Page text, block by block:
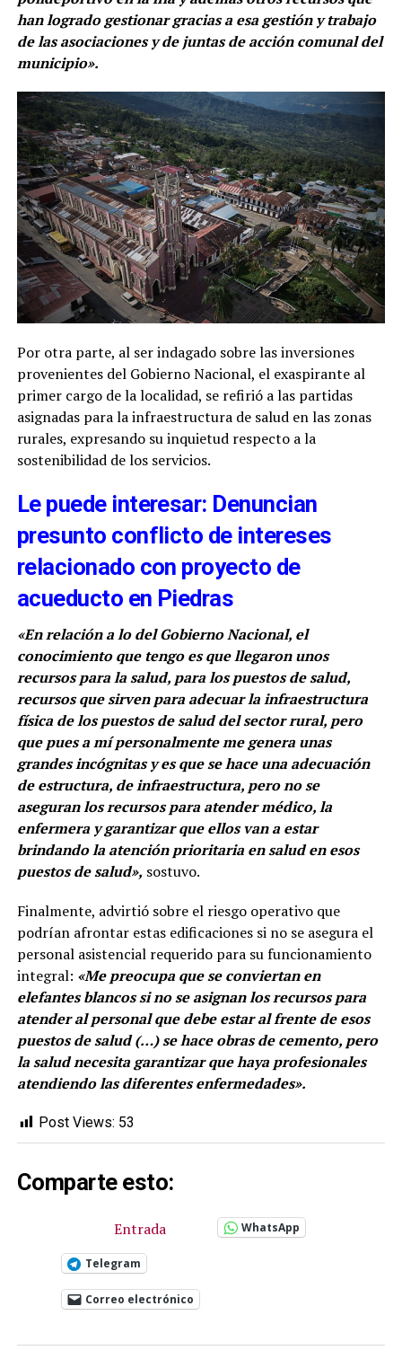
han logrado gestionar gracias a esa gestión y trabajo
de las asociaciones y de juntas de acción comunal del
municipio».
Por otra parte, al ser indagado sobre las inversiones
provenientes del Gobierno Nacional, el exaspirante al
primer cargo de la localidad, se refirió a las partidas
asignadas para la infraestructura de salud en las zonas
rurales, expresando su inquietud respecto a la
sostenibilidad de los servicios.
Le puede interesar: Denuncian
presunto conflicto de intereses
relacionado con proyecto de
acueducto en Piedras
«En relación a lo del Gobierno Nacional, el
conocimiento que tengo es que llegaron unos
recursos para la salud, para los puestos de salud,
recursos que sirven para adecuar la infraestructura
física de los puestos de salud del sector rural, pero
que pues a mí personalmente me genera unas
grandes incógnitas y es que se hace una adecuación
de estructura, de infraestructura, pero no se
aseguran los recursos para atender médico, la
enfermera y garantizar que ellos van a estar
brindando la atención prioritaria en salud en esos
puestos de salud», sostuvo.
Finalmente, advirtió sobre el riesgo operativo que
podrían afrontar estas edificaciones si no se asegura el
personal asistencial requerido para su funcionamiento
integral: «Me preocupa que se conviertan en
elefantes blancos si no se asignan los recursos para
atender al personal que debe estar al frente de esos
puestos de salud (…) se hace obras de cemento, pero
la salud necesita garantizar que haya profesionales
atendiendo las diferentes enfermedades».
Post Views: 53
Comparte esto:
Entrada WhatsApp
Telegram
Correo electrónico